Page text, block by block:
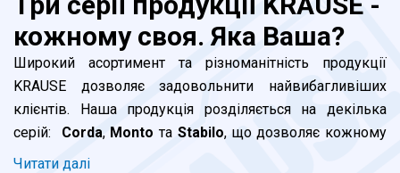
кожному своя. Яка Ваша?
Широкий асортимент та різноманітність продукції
KRAUSE дозволяє задовольнити найвибагливіших
клієнтів. Наша продукція розділяється на декілька
серій:
Corda, Monto та Stabilo, що дозволяє кожному
клієнту підібрати відповідну до його потреб драбину. В
Читати далi